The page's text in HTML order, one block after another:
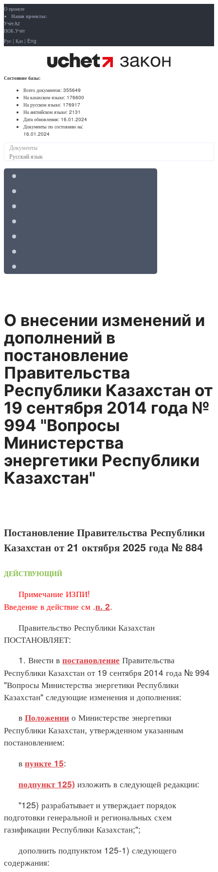
О проекте
Наши проекты:
Учёт.kz
ПОБ.Учёт
Рус | Қаз | Eng
Состояние базы:
Всего документов: 355649
На казахском языке: 176600
На русском языке: 176917
На английском языке: 2131
Дата обновления: 16.01.2024
Документы по состоянию на:
16.01.2024
Документы
Русский язык
О внесении изменений и
дополнений в
постановление
Правительства
Республики Казахстан от
19 сентября 2014 года №
994 "Вопросы
Министерства
энергетики Республики
Казахстан"
Постановление Правительства Республики
Казахстан от 21 октября 2025 года № 884
ДЕЙСТВУЮЩИЙ
Примечание ИЗПИ!
Введение в действие см .п. 2.
Правительство Республики Казахстан
ПОСТАНОВЛЯЕТ:
1. Внести в постановление Правительства
Республики Казахстан от 19 сентября 2014 года № 994
"Вопросы Министерства энергетики Республики
Казахстан" следующие изменения и дополнения:
в Положении о Министерстве энергетики
Республики Казахстан, утвержденном указанным
постановлением:
в пункте 15:
подпункт 125) изложить в следующей редакции:
"125) разрабатывает и утверждает порядок
подготовки генеральной и региональных схем
газификации Республики Казахстан;";
дополнить подпунктом 125-1) следующего
содержания: